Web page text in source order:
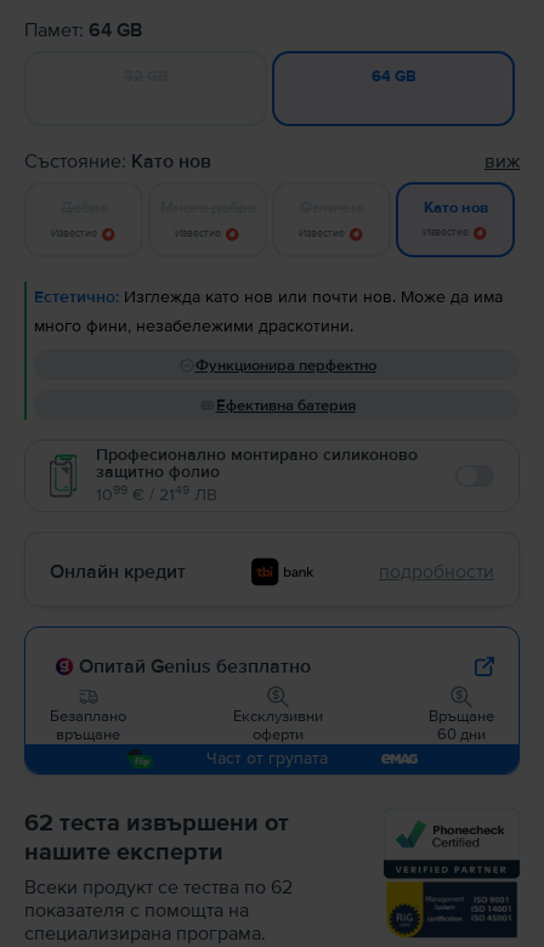
Памет: 64 GB
64 GB
Състояние: Като нов виж
Известие Известие Известие
Като нов
Известие
Естетично: Изглежда като нов или почти нов. Може да има
много фини, незабележими драскотини.
Функционира перфектно
Ефективна батерия
Професионално монтирано силиконово
защитно фолио
1099 € / 2149 ЛВ
Онлайн кредит подробности
Опитай Genius безплатно
Безаплано
връщане
Ексклузивни
оферти
Връщане
60 дни
Част от групата
62 теста извършени от
нашите експерти
Всеки продукт се тества по 62
показателя с помощта на
специализирана програма.